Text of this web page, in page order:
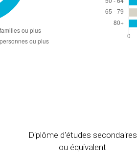
Diplôme d'études secondaires
ou équivalent